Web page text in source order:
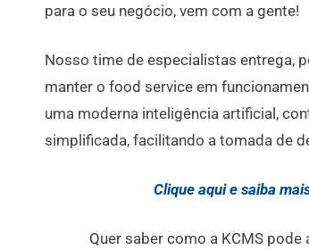
para o seu negócio, vem com a gente!
Nosso time de especialistas entrega,
manter o food service em
uma moderna inteligência artificial,
simplificada, facilitando a tomada de
Clique aqui e saiba
Quer saber como a KCMS